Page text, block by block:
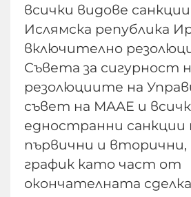
всички видове
Ислямска република
включително
Съвета за сигурност
резолюциите на
съвет на МААЕ и
едностранни
първични и вторични,
график като част от
окончателната